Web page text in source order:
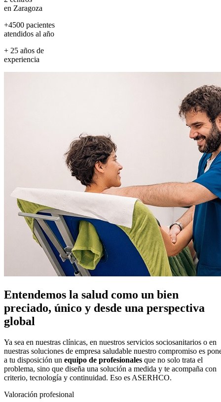
en Zaragoza
+4500 pacientes
atendidos al año
+ 25 años de
experiencia
Entendemos la salud como un bien
preciado, único y desde una perspectiva
global
Ya sea en nuestras clínicas, en nuestros servicios sociosanitarios o en
nuestras soluciones de empresa saludable nuestro compromiso es
a tu disposición un equipo de profesionales que no solo trata el
problema, sino que diseña una solución a medida y te acompaña con
criterio, tecnología y continuidad. Eso es ASERHCO.
Valoración profesional